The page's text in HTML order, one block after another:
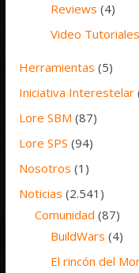
Reviews (4)
Video Tutoriales
Herramientas (5)
Iniciativa Interestelar
Lore SBM (87)
Lore SPS (94)
Nosotros (1)
Noticias (2.541)
Comunidad (87)
BuildWars (4)
El rincón del